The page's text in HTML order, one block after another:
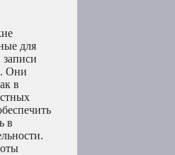
для
записи
Они
в
в